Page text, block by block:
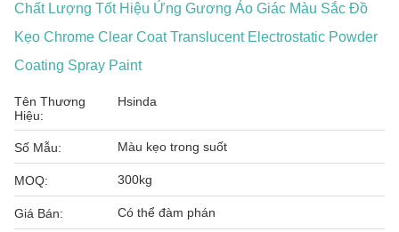
Chất Lượng Tốt Hiệu Ứng Gương Ảo Giác Màu Sắc Đồ
Kẹo Chrome Clear Coat Translucent Electrostatic Powder
Coating Spray Paint
Tên Thương
Hiệu:
Hsinda
Số Mẫu: Màu kẹo trong suốt
MOQ: 300kg
Giá Bán: Có thể đàm phán